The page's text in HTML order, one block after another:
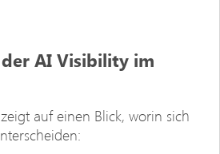
AI Visibility im
auf einen Blick, worin sich